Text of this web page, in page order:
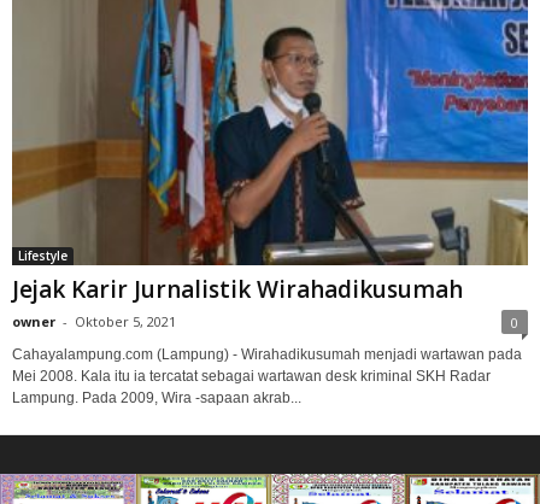
Lifestyle
Jejak Karir Jurnalistik Wirahadikusumah
owner - Oktober 5, 2021 0
Cahayalampung.com (Lampung) - Wirahadikusumah menjadi wartawan pada
Mei 2008. Kala itu ia tercatat sebagai wartawan desk kriminal SKH Radar
Lampung. Pada 2009, Wira -sapaan akrab...